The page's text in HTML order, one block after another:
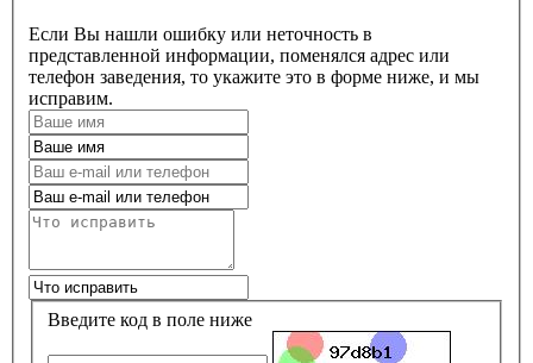
Если Вы нашли ошибку или неточность в
представленной информации, поменялся адрес или
телефон заведения, то укажите это в форме ниже, и мы
исправим.
Введите код в поле ниже